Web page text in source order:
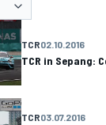
TCR02.10.2016
TCR in Sepang:
TCR03.07.2016